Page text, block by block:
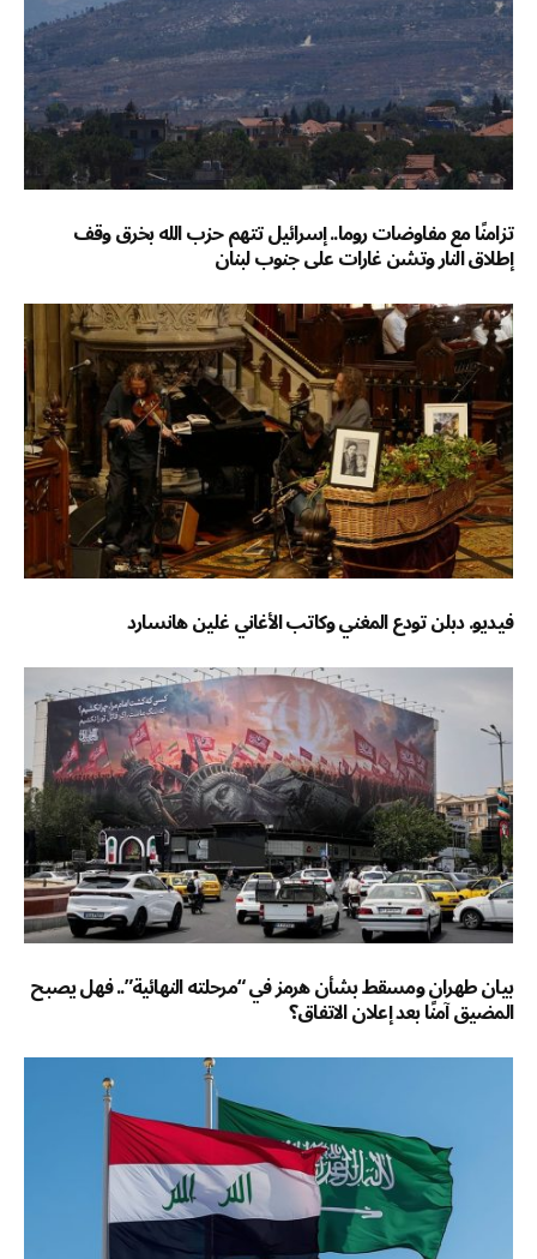
تزامنًا مع مفاوضات روما.. إسرائيل تتهم حزب الله بخرق وقف
إطلاق النار وتشن غارات على جنوب لبنان
فيديو. دبلن تودع المغني وكاتب الأغاني غلين هانسارد
بيان طهران ومسقط بشأن هرمز في “مرحلته النهائية”.. فهل يصبح
المضيق آمنًا بعد إعلان الاتفاق؟